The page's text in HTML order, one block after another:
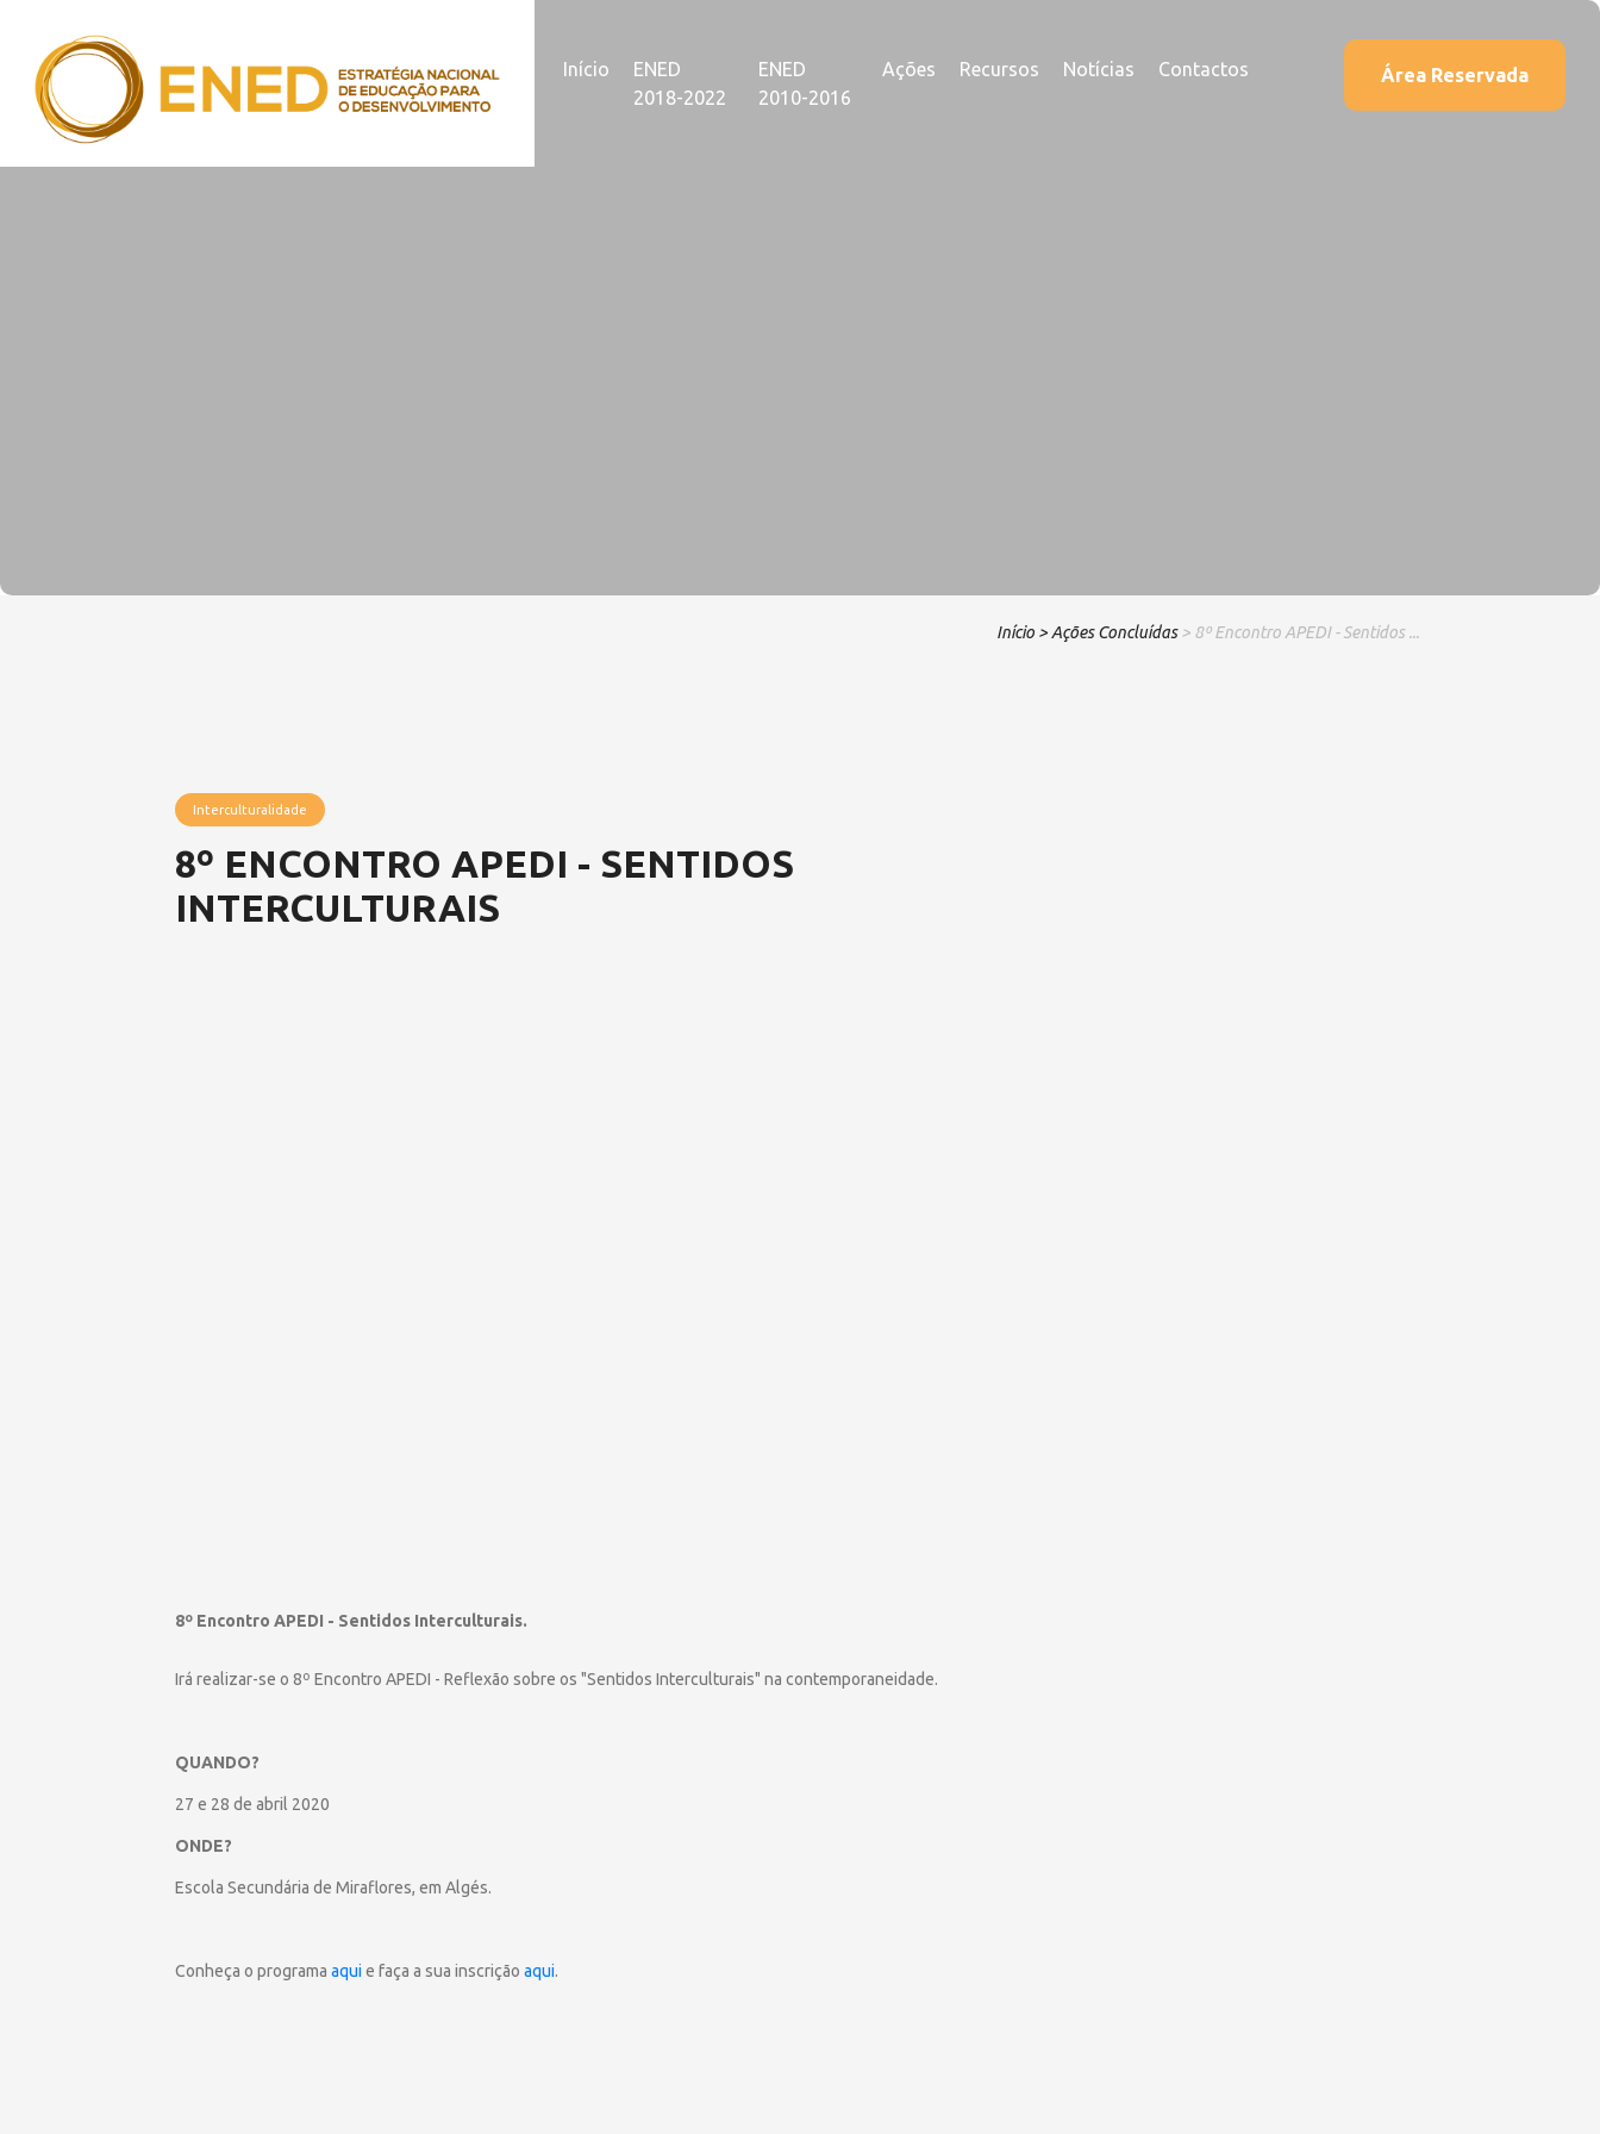
Início
ENED
2018-2022
ENED
2010-2016
Ações Recursos Notícias Contactos Área Reservada
Início > Ações Concluídas > 8º Encontro APEDI - Sentidos ...
Interculturalidade
8º ENCONTRO APEDI - SENTIDOS
INTERCULTURAIS
8º Encontro APEDI - Sentidos Interculturais.
Irá realizar-se o 8º Encontro APEDI - Reflexão sobre os "Sentidos Interculturais" na contemporaneidade.
QUANDO?
27 e 28 de abril 2020
ONDE?
Escola Secundária de Miraflores, em Algés.
Conheça o programa aqui e faça a sua inscrição aqui.